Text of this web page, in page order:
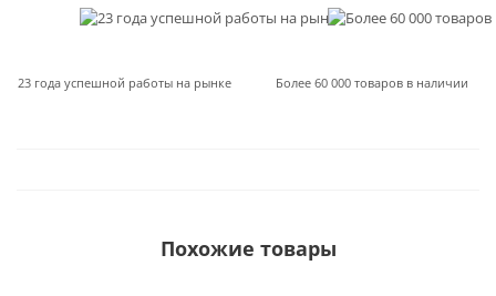
23 года успешной работы на рынке Более 60 000 товаров в наличии
Похожие товары